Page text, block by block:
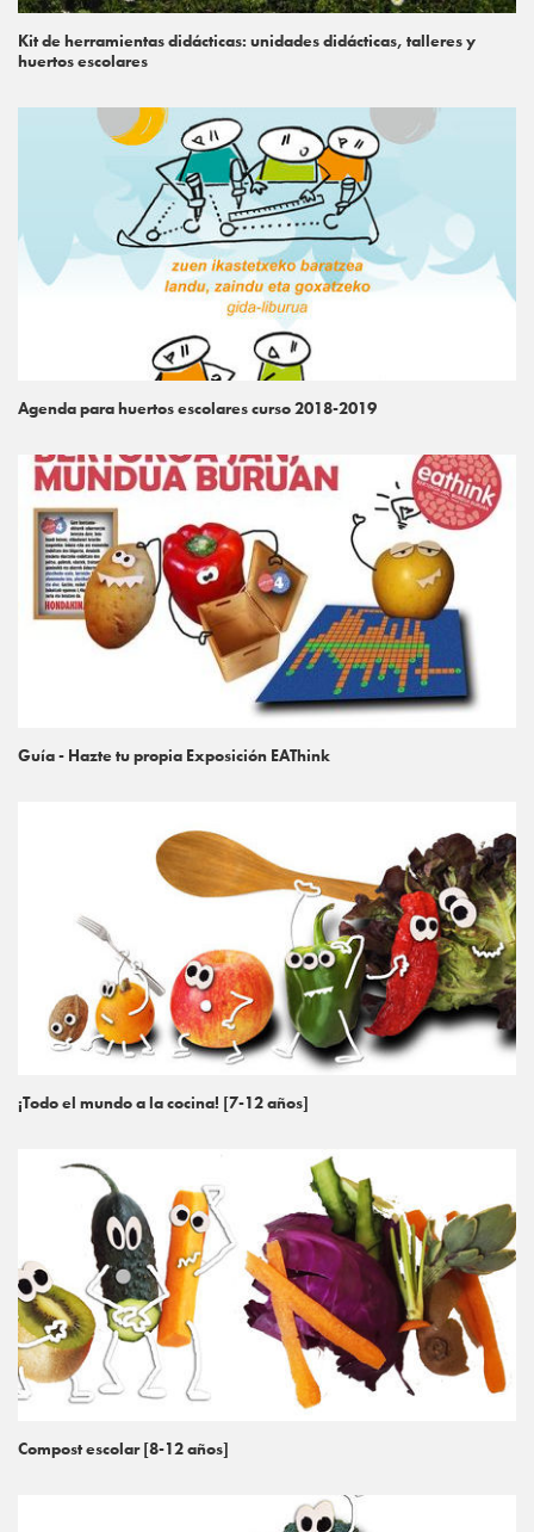
Kit de herramientas didácticas: unidades didácticas, talleres y
huertos escolares
Agenda para huertos escolares curso 2018-2019
Guía - Hazte tu propia Exposición EAThink
¡Todo el mundo a la cocina! [7-12 años]
Compost escolar [8-12 años]